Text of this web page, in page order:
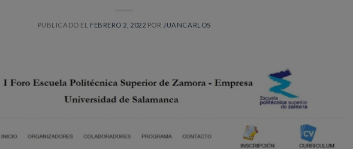
PUBLICADO EL FEBRERO 2, 2022 POR JUANCARLOS